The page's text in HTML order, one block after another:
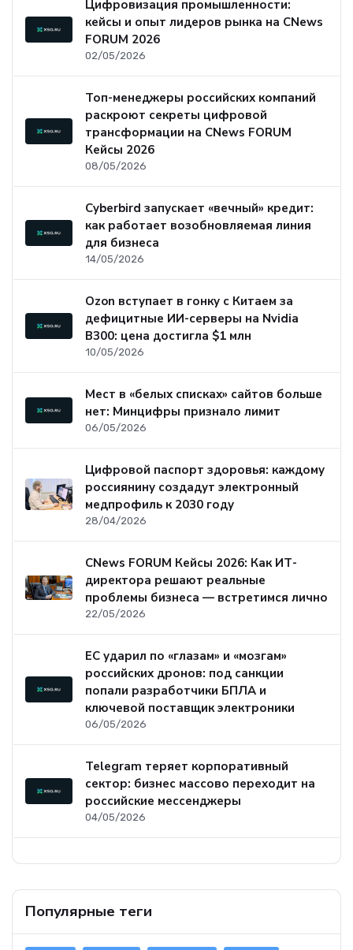
Цифровизация промышленности:
кейсы и опыт лидеров рынка на CNews
FORUM 2026
02/05/2026
Топ-менеджеры российских компаний
раскроют секреты цифровой
трансформации на CNews FORUM
Кейсы 2026
08/05/2026
Cyberbird запускает «вечный» кредит:
как работает возобновляемая линия
для бизнеса
14/05/2026
Ozon вступает в гонку с Китаем за
дефицитные ИИ-серверы на Nvidia
B300: цена достигла $1 млн
10/05/2026
Мест в «белых списках» сайтов больше
нет: Минцифры признало лимит
06/05/2026
Цифровой паспорт здоровья: каждому
россиянину создадут электронный
медпрофиль к 2030 году
28/04/2026
CNews FORUM Кейсы 2026: Как ИТ-
директора решают реальные
проблемы бизнеса — встретимся лично
22/05/2026
ЕС ударил по «глазам» и «мозгам»
российских дронов: под санкции
попали разработчики БПЛА и
ключевой поставщик электроники
06/05/2026
Telegram теряет корпоративный
сектор: бизнес массово переходит на
российские мессенджеры
04/05/2026
Популярные теги